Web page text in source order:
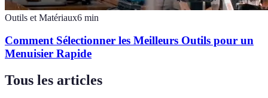
Outils et Matériaux6 min
Comment Sélectionner les Meilleurs Outils pour un
Menuisier Rapide
Tous les articles